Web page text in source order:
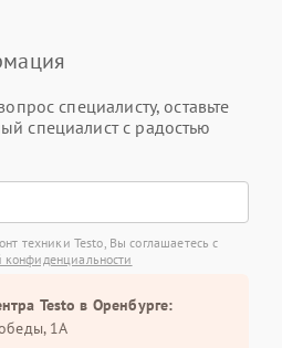
специалисту, оставьте
специалист с радостью
техники Testo, Вы соглашаетесь с
Testo в Оренбурге:
1А